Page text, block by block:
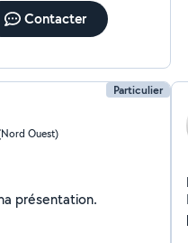
Contacter
Particulier
Ouest)
Je n'ai pas encore renseigné ma présentation.